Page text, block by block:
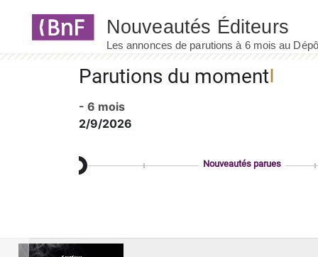
Parutions du moment
- 6 mois
2/9/2026
Nouveautés parues